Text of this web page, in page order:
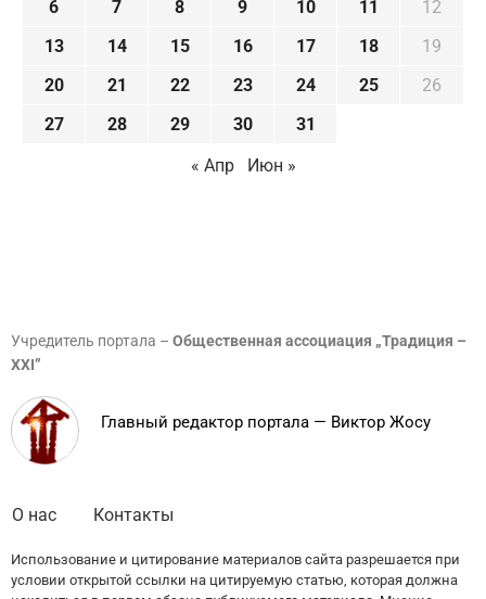
6
7 8 9 10 11
12
13
14 15 16 17 18
19
20
21 22 23 24 25
26
27
28 29 30
31
« Апр
Июн »
Учредитель портала – Общественная ассоциация „Традиция –
XXI”
Главный редактор портала — Виктор Жосу
О нас Контакты
Использование и цитирование материалов сайта разрешается при
условии открытой ссылки на цитируемую статью, которая должна